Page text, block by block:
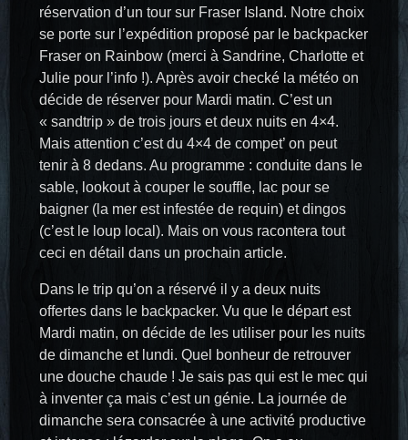
réservation d’un tour sur Fraser Island. Notre choix
se porte sur l’expédition proposé par le backpacker
Fraser on Rainbow (merci à Sandrine, Charlotte et
Julie pour l’info !). Après avoir checké la météo on
décide de réserver pour Mardi matin. C’est un
« sandtrip » de trois jours et deux nuits en 4×4.
Mais attention c’est du 4×4 de compet’ on peut
tenir à 8 dedans. Au programme : conduite dans le
sable, lookout à couper le souffle, lac pour se
baigner (la mer est infestée de requin) et dingos
(c’est le loup local). Mais on vous racontera tout
ceci en détail dans un prochain article.
Dans le trip qu’on a réservé il y a deux nuits
offertes dans le backpacker. Vu que le départ est
Mardi matin, on décide de les utiliser pour les nuits
de dimanche et lundi. Quel bonheur de retrouver
une douche chaude ! Je sais pas qui est le mec qui
à inventer ça mais c’est un génie. La journée de
dimanche sera consacrée à une activité productive